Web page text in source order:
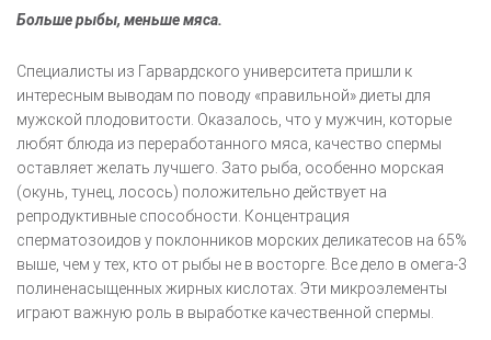
Больше рыбы, меньше мяса.
Специалисты из Гарвардского университета пришли к
интересным выводам по поводу «правильной» диеты для
мужской плодовитости. Оказалось, что у мужчин, которые
любят блюда из переработанного мяса, качество спермы
оставляет желать лучшего. Зато рыба, особенно морская
(окунь, тунец, лосось) положительно действует на
репродуктивные способности. Концентрация
сперматозоидов у поклонников морских деликатесов на 65%
выше, чем у тех, кто от рыбы не в восторге. Все дело в омега-3
полиненасыщенных жирных кислотах. Эти микроэлементы
играют важную роль в выработке качественной спермы.